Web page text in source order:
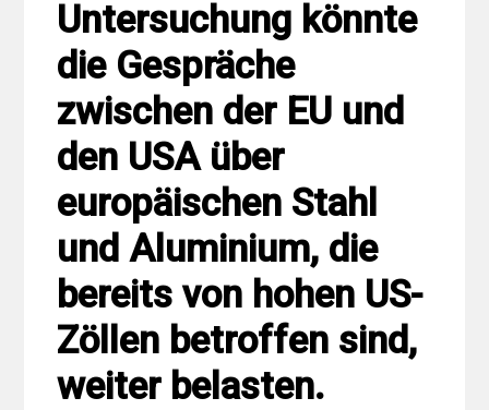
Untersuchung könnte
die Gespräche
zwischen der EU und
den USA über
europäischen Stahl
und Aluminium, die
bereits von hohen US-
Zöllen betroffen sind,
weiter belasten.